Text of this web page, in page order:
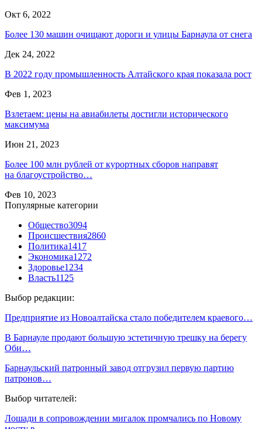
Окт 6, 2022
Более 130 машин очищают дороги и улицы Барнаула от снега
Дек 24, 2022
В 2022 году промышленность Алтайского края показала рост
Фев 1, 2023
Взлетаем: цены на авиабилеты достигли исторического
максимума
Июн 21, 2023
Более 100 млн рублей от курортных сборов направят
на благоустройство…
Фев 10, 2023
Популярные категории
Общество3094
Происшествия2860
Политика1417
Экономика1272
Здоровье1234
Власть1125
Выбор редакции:
Предприятие из Новоалтайска стало победителем краевого…
В Барнауле продают большую эстетичную трешку на берегу
Оби…
Барнаульский патронный завод отгрузил первую партию
патронов…
Выбор читателей:
Лошади в сопровождении мигалок промчались по Новому